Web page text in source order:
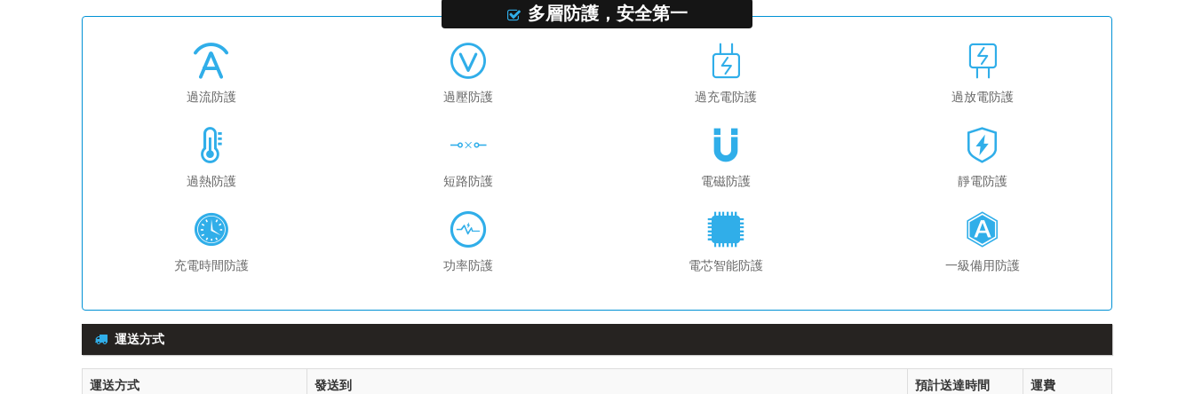
多層防護，安全第一
過流防護 過壓防護 過充電防護 過放電防護
過熱防護 短路防護 電磁防護 靜電防護
充電時間防護 功率防護 電芯智能防護 一級備用防護
運送方式
運送方式 發送到 預計送達時間 運費